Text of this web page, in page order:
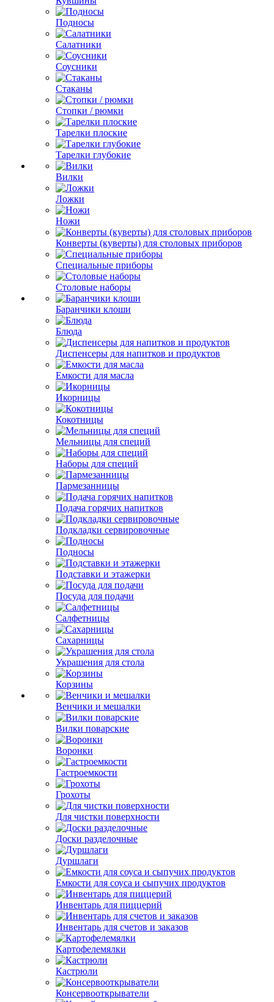
Подносы
Салатники
Соусники
Стаканы
Стопки / рюмки
Тарелки плоские
Тарелки глубокие
Вилки
Ложки
Ножи
Конверты (куверты) для столовых приборов
Специальные приборы
Столовые наборы
Баранчики клоши
Блюда
Диспенсеры для напитков и продуктов
Емкости для масла
Икорницы
Кокотницы
Мельницы для специй
Наборы для специй
Пармезанницы
Подача горячих напитков
Подкладки сервировочные
Подносы
Подставки и этажерки
Посуда для подачи
Салфетницы
Сахарницы
Украшения для стола
Корзины
Венчики и мешалки
Вилки поварские
Воронки
Гастроемкости
Грохоты
Для чистки поверхности
Доски разделочные
Дуршлаги
Емкости для соуса и сыпучих продуктов
Инвентарь для пиццерий
Инвентарь для счетов и заказов
Картофелемялки
Кастрюли
Консервооткрыватели